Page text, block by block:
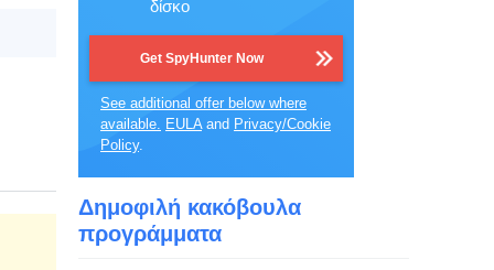
δίσκο
Get SpyHunter Now
See additional offer below where
available. EULAand Privacy/Cookie
Policy.
Δημοφιλή κακόβουλα
προγράμματα